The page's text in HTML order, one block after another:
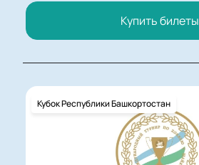
Купить билеты
Кубок Республики Башкортостан